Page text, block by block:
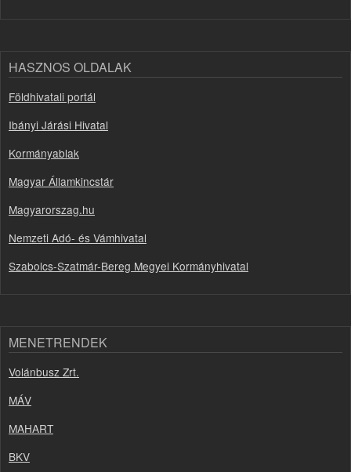
HASZNOS OLDALAK
Földhivatali portál
Ibányi Járási Hivatal
Kormányablak
Magyar Államkincstár
Magyarorszag.hu
Nemzeti Adó- és Vámhivatal
Szabolcs-Szatmár-Bereg Megyei Kormányhivatal
MENETRENDEK
Volánbusz Zrt.
MÁV
MAHART
BKV